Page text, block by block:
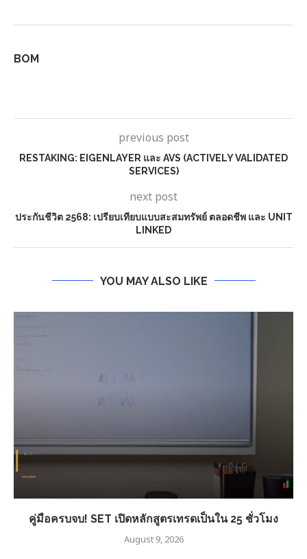
BOM
previous post
RESTAKING: EIGENLAYER และ AVS (ACTIVELY VALIDATED
SERVICES)
next post
ประกันชีวิต 2568: เปรียบเทียบแบบสะสมทรัพย์ ตลอดชีพ และ UNIT
LINKED
YOU MAY ALSO LIKE
คู่มือครบจบ! SET เปิดหลักสูตรเทรดเป็นใน 25 ชั่วโมง
August 9, 2026